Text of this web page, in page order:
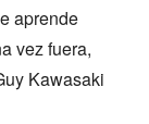
aprende
vez fuera,
Kawasaki